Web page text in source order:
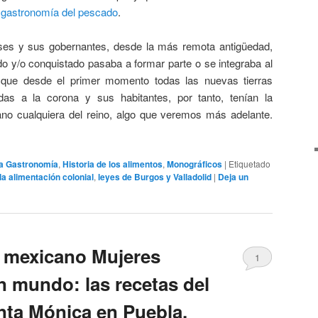
del pescado.
y sus gobernantes, desde la más remota antigüedad,
y/o conquistado pasaba a formar parte o se integraba al
desde el primer momento todas las nuevas tierras
a la corona y sus habitantes, por tanto, tenían la
cualquiera del reino, algo que veremos más adelante.
Gastronomía, Historia de los alimentos, Monográficos | Etiquetado
alimentación colonial, leyes de Burgos y Valladolid | Deja un
Mujeres
mundo: las recetas del
Mónica en Puebla,
1